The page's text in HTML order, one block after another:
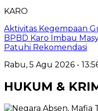
KARO
Aktivitas Kegempaan
BPBD Karo Imbau
Patuhi Rekomendasi
Rabu, 5 Agu 2026 -
HUKUM &